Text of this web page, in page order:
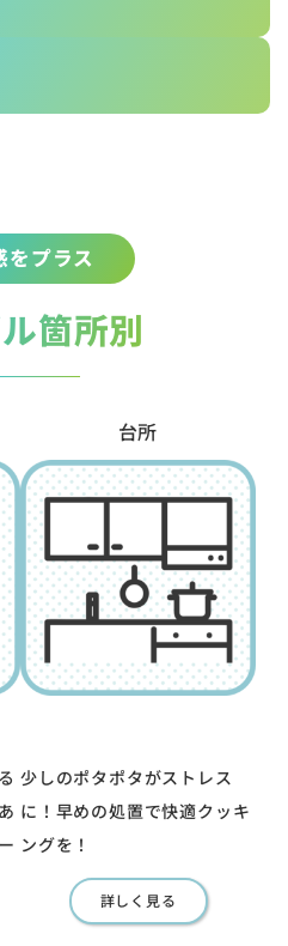
をプラス
箇所別
台所
少しのポタポタがストレス
に！早めの処置で快適クッキ
ングを！
詳しく見る